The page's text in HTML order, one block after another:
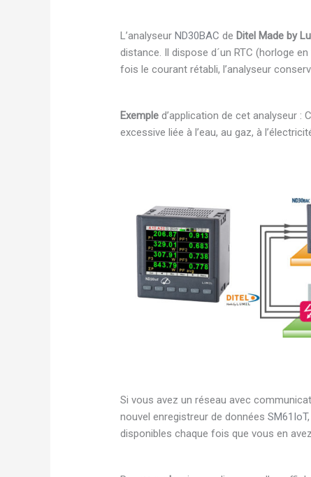
L’analyseurND30BAC de Ditel Made by
distance. Il dispose d´un RTC (horloge
fois le courant rétabli, l’analyseur
Exemple d’application de cet analyseur
excessive liée à l’eau, au gaz, à
Si vous avez un réseau avec
nouvel enregistreur de donnéesSM61IoT
disponibles chaque fois que vous en